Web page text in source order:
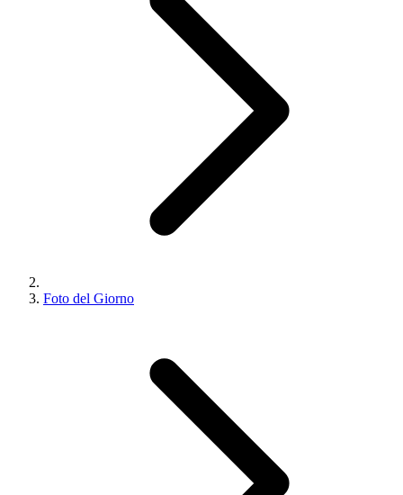
Foto del Giorno